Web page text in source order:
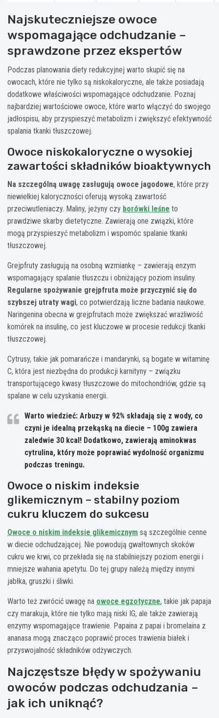
Najskuteczniejsze owoce
wspomagające odchudzanie –
sprawdzone przez ekspertów
Podczas planowania diety redukcyjnej warto skupić się na
owocach, które nie tylko są niskokaloryczne, ale także posiadają
dodatkowe właściwości wspomagające odchudzanie. Poznaj
najbardziej wartościowe owoce, które warto włączyć do swojego
jadłospisu, aby przyspieszyć metabolizm i zwiększyć efektywność
spalania tkanki tłuszczowej.
Owoce niskokaloryczne o wysokiej
zawartości składników bioaktywnych
Na szczególną uwagę zasługują owoce jagodowe, które przy
niewielkiej kaloryczności oferują wysoką zawartość
przeciwutleniaczy. Maliny, jeżyny czy borówki leśne to
prawdziwe skarby dietetyczne. Zawierają one związki, które
mogą przyspieszyć metabolizm i wspomóc spalanie tkanki
tłuszczowej.
Grejpfruty zasługują na osobną wzmiankę – zawierają enzym
wspomagający spalanie tłuszczu i obniżający poziom insuliny.
Regularne spożywanie grejpfruta może przyczynić się do
szybszej utraty wagi, co potwierdzają liczne badania naukowe.
Naringenina obecna w grejpfrutach może zwiększać wrażliwość
komórek na insulinę, co jest kluczowe w procesie redukcji tkanki
tłuszczowej.
Cytrusy, takie jak pomarańcze i mandarynki, są bogate w witaminę
C, która jest niezbędna do produkcji karnityny – związku
transportującego kwasy tłuszczowe do mitochondriów, gdzie są
spalane w celu uzyskania energii.
Warto wiedzieć: Arbuzy w 92% składają się z wody, co
czyni je idealną przekąską na diecie – 100g zawiera
zaledwie 30 kcal! Dodatkowo, zawierają aminokwas
cytrulina, który może poprawiać wydolność organizmu
podczas treningu.
Owoce o niskim indeksie
glikemicznym – stabilny poziom
cukru kluczem do sukcesu
Owoce o niskim indeksie glikemicznym są szczególnie cenne
w diecie odchudzającej. Nie powodują gwałtownych skoków
cukru we krwi, co przekłada się na stabilniejszy poziom energii i
mniejsze wahania apetytu. Do tej grupy należą między innymi
jabłka, gruszki i śliwki.
Warto też zwrócić uwagę na owoce egzotyczne, takie jak papaja
czy marakuja, które nie tylko mają niski IG, ale także zawierają
enzymy wspomagające trawienie. Papaina z papai i bromelaina z
ananasa mogą znacząco poprawić proces trawienia białek i
przyswojalność składników odżywczych.
Najczęstsze błędy w spożywaniu
owoców podczas odchudzania –
jak ich uniknąć?